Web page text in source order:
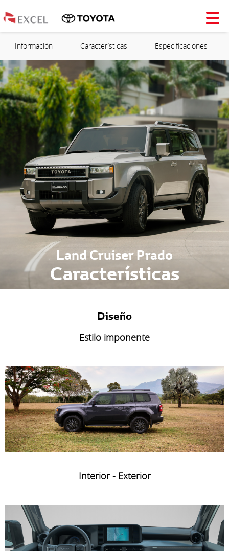
Información Características Especificaciones
Land Cruiser Prado
Características
Diseño
Estilo imponente
Interior - Exterior